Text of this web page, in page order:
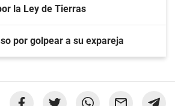
la Ley de Tierras
por golpear a su expareja